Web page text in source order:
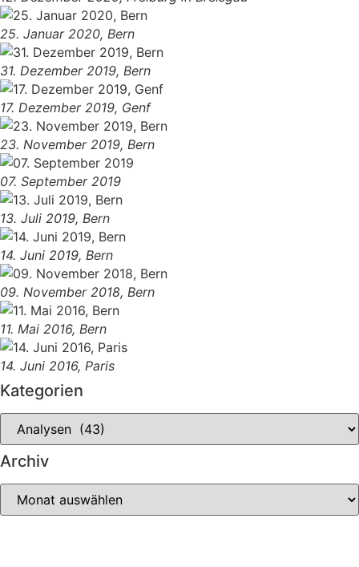
25. Januar 2020, Bern
31. Dezember 2019, Bern
17. Dezember 2019, Genf
23. November 2019, Bern
07. September 2019
13. Juli 2019, Bern
14. Juni 2019, Bern
09. November 2018, Bern
11. Mai 2016, Bern
14. Juni 2016, Paris
Kategorien
Archiv